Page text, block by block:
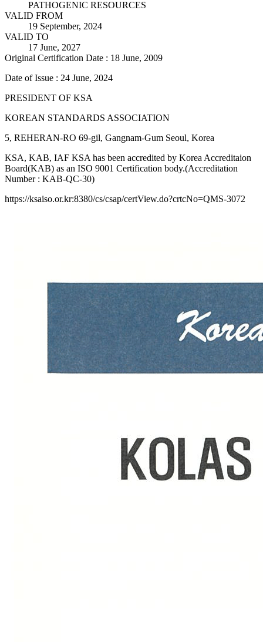
PATHOGENIC RESOURCES
VALID FROM
19 September, 2024
VALID TO
17 June, 2027
Original Certification Date : 18 June, 2009
Date of Issue : 24 June, 2024
PRESIDENT OF KSA
KOREAN STANDARDS ASSOCIATION
5, REHERAN-RO 69-gil, Gangnam-Gum Seoul, Korea
KSA, KAB, IAF KSA has been accredited by Korea Accreditaion
Board(KAB) as an ISO 9001 Certification body.(Accreditation
Number : KAB-QC-30)
https://ksaiso.or.kr:8380/cs/csap/certView.do?crtcNo=QMS-3072